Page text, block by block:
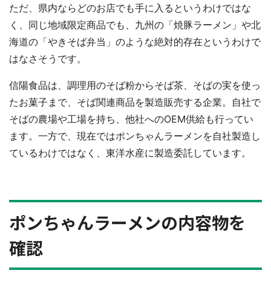
ただ、県内ならどのお店でも手に入るというわけではな
く、同じ地域限定商品でも、九州の「焼豚ラーメン」や北
海道の「やきそば弁当」のような絶対的存在というわけで
はなさそうです。
信陽食品は、調理用のそば粉からそば茶、そばの実を使っ
たお菓子まで、そば関連商品を製造販売する企業。自社で
そばの農場や工場を持ち、他社へのOEM供給も行ってい
ます。一方で、現在ではポンちゃんラーメンを自社製造し
ているわけではなく、東洋水産に製造委託しています。
ポンちゃんラーメンの内容物を
確認